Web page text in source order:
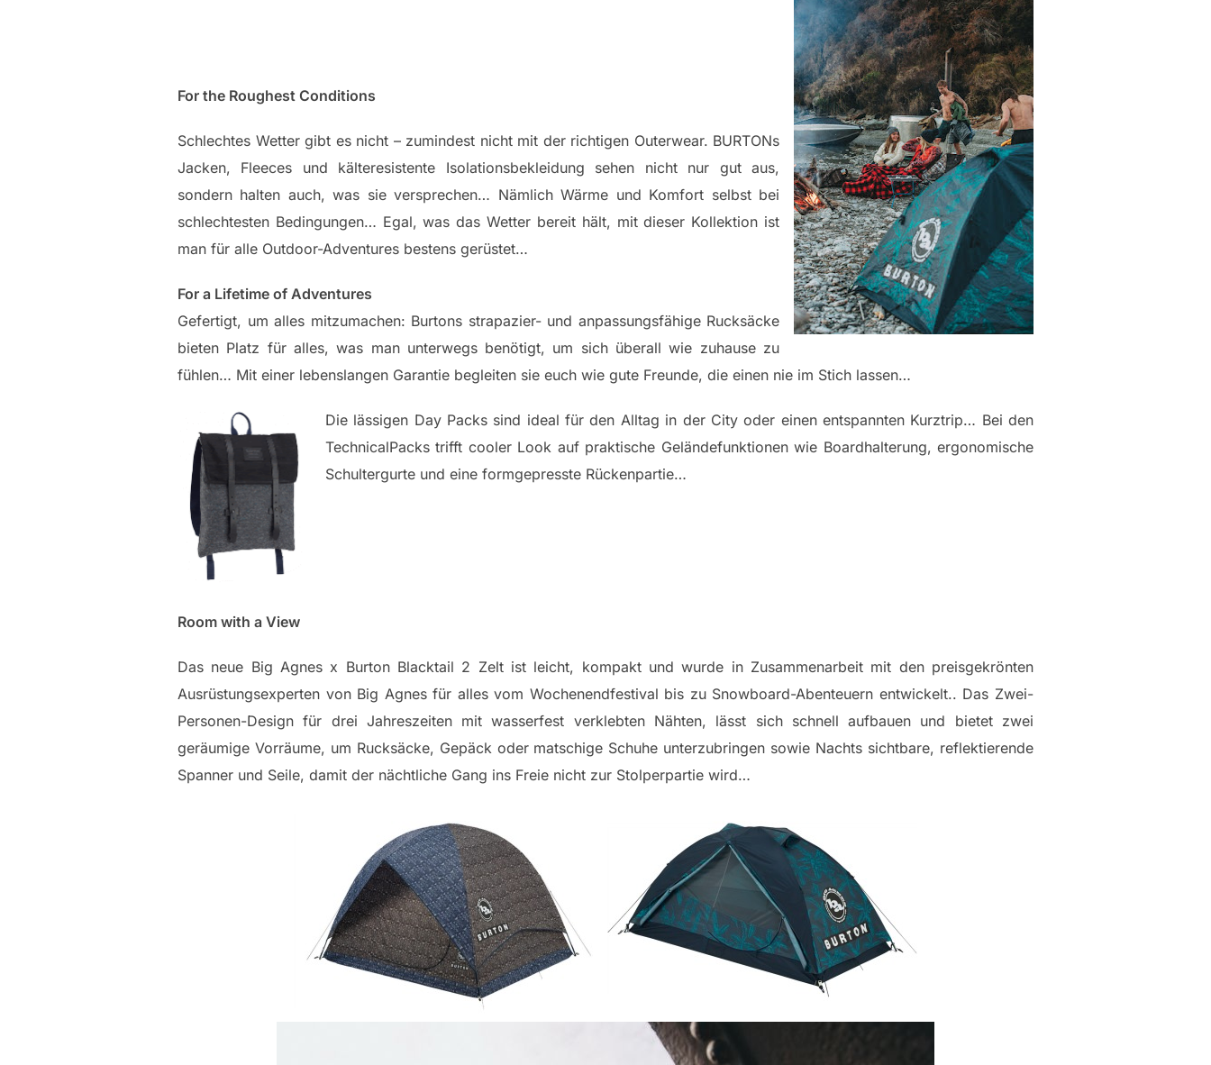
For the Roughest Conditions
Schlechtes Wetter gibt es nicht – zumindest nicht mit der richtigen Outerwear. BURTONs
Jacken, Fleeces und kälteresistente Isolationsbekleidung sehen nicht nur gut aus,
sondern halten auch, was sie versprechen… Nämlich Wärme und Komfort selbst bei
schlechtesten Bedingungen… Egal, was das Wetter bereit hält, mit dieser Kollektion ist
man für alle Outdoor-Adventures bestens gerüstet…
For a Lifetime of Adventures
Gefertigt, um alles mitzumachen: Burtons strapazier- und anpassungsfähige Rucksäcke
bieten Platz für alles, was man unterwegs benötigt, um sich überall wie zuhause zu
fühlen… Mit einer lebenslangen Garantie begleiten sie euch wie gute Freunde, die einen nie im Stich lassen…
Die lässigen Day Packs sind ideal für den Alltag in der City oder einen entspannten Kurztrip… Bei den
TechnicalPacks trifft cooler Look auf praktische Geländefunktionen wie Boardhalterung, ergonomische
Schultergurte und eine formgepresste Rückenpartie…
Room with a View
Das neue Big Agnes x Burton Blacktail 2 Zelt ist leicht, kompakt und wurde in Zusammenarbeit mit den preisgekrönten
Ausrüstungsexperten von Big Agnes für alles vom Wochenendfestival bis zu Snowboard-Abenteuern entwickelt.. Das Zwei-
Personen-Design für drei Jahreszeiten mit wasserfest verklebten Nähten, lässt sich schnell aufbauen und bietet zwei
geräumige Vorräume, um Rucksäcke, Gepäck oder matschige Schuhe unterzubringen sowie Nachts sichtbare, reflektierende
Spanner und Seile, damit der nächtliche Gang ins Freie nicht zur Stolperpartie wird…